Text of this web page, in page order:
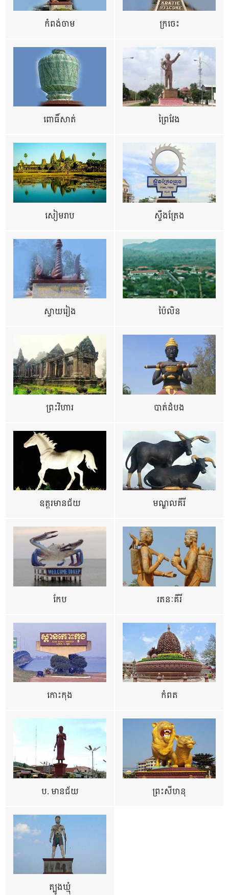
កំពង់ចាម ក្រចេះ
ពោធិ៍សាត់ ព្រៃវែង
សៀមរាប ស្ទឹងត្រែង
ស្វាយរៀង ប៉ៃលិន
ព្រះវិហារ បាត់ដំបង
ឧត្ដរមានជ័យ មណ្ឌលគីរី
កែប រតនៈគីរី
កោះកុង កំពត
ប. មានជ័យ ព្រះសីហនុ
ត្បូងឃ្មុំ